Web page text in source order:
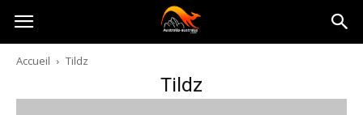
Australia-
australie.com
Accueil Tildz
Tildz